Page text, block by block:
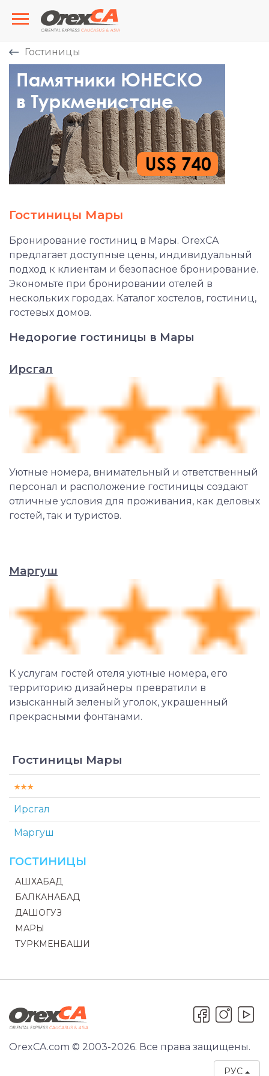
Гостиницы
Гостиницы Мары
Бронирование гостиниц в Мары. OrexCA
предлагает доступные цены, индивидуальный
подход к клиентам и безопасное бронирование.
Экономьте при бронировании отелей в
нескольких городах. Каталог хостелов, гостиниц,
гостевых домов.
Недорогие гостиницы в Мары
Ирсгал
Уютные номера, внимательный и ответственный
персонал и расположение гостиницы создают
отличные условия для проживания, как деловых
гостей, так и туристов.
Маргуш
К услугам гостей отеля уютные номера, его
территорию дизайнеры превратили в
изысканный зеленый уголок, украшенный
прекрасными фонтанами.
Гостиницы Мары
Ирсгал
Маргуш
ГОСТИНИЦЫ
АШХАБАД
БАЛКАНАБАД
ДАШОГУЗ
МАРЫ
ТУРКМЕНБАШИ
OrexCA.com © 2003-2026. Все права защищены.
РУС